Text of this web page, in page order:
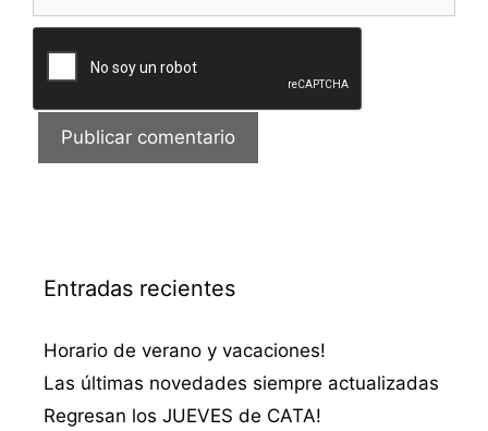
Entradas recientes
Horario de verano y vacaciones!
Las últimas novedades siempre actualizadas
Regresan los JUEVES de CATA!